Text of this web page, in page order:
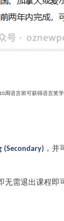
10周语言班可获得语言奖学
(Secondary) ，
无需退出课程即